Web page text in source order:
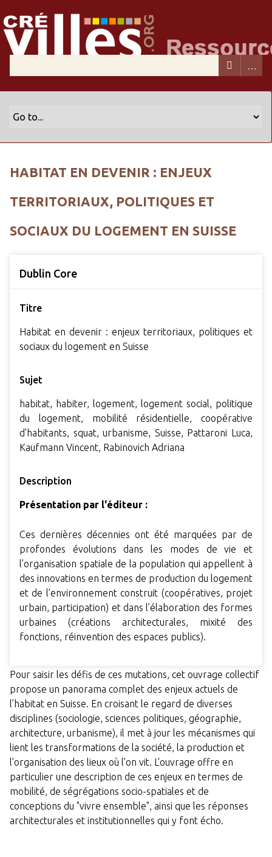
HABITAT EN DEVENIR : ENJEUX
TERRITORIAUX, POLITIQUES ET
SOCIAUX DU LOGEMENT EN SUISSE
Dublin Core
Titre
Habitat en devenir : enjeux territoriaux, politiques et
sociaux du logement en Suisse
Sujet
habitat, habiter, logement, logement social, politique
du logement, mobilité résidentielle, coopérative
d'habitants, squat, urbanisme, Suisse, Pattaroni Luca,
Kaufmann Vincent, Rabinovich Adriana
Description
Présentation par l'éditeur :
Ces dernières décennies ont été marquées par de
profondes évolutions dans les modes de vie et
l’organisation spatiale de la population qui appellent à
des innovations en termes de production du logement
et de l’environnement construit (coopératives, projet
urbain, participation) et dans l’élaboration des formes
urbaines (créations architecturales, mixité des
fonctions, réinvention des espaces publics).
Pour saisir les défis de ces mutations, cet ouvrage collectif
propose un panorama complet des enjeux actuels de
l’habitat en Suisse. En croisant le regard de diverses
disciplines (sociologie, sciences politiques, géographie,
architecture, urbanisme), il met à jour les mécanismes qui
lient les transformations de la société, la production et
l’organisation des lieux où l’on vit. L'ouvrage offre en
particulier une description de ces enjeux en termes de
mobilité, de ségrégations socio-spatiales et de
conceptions du "vivre ensemble", ainsi que les réponses
architecturales et institutionnelles qui y font écho.